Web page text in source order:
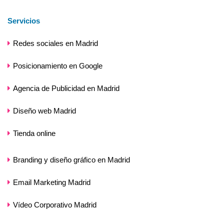
Servicios
Redes sociales en Madrid
Posicionamiento en Google
Agencia de Publicidad en Madrid
Diseño web Madrid
Tienda online
Branding y diseño gráfico en Madrid
Email Marketing Madrid
Vídeo Corporativo Madrid